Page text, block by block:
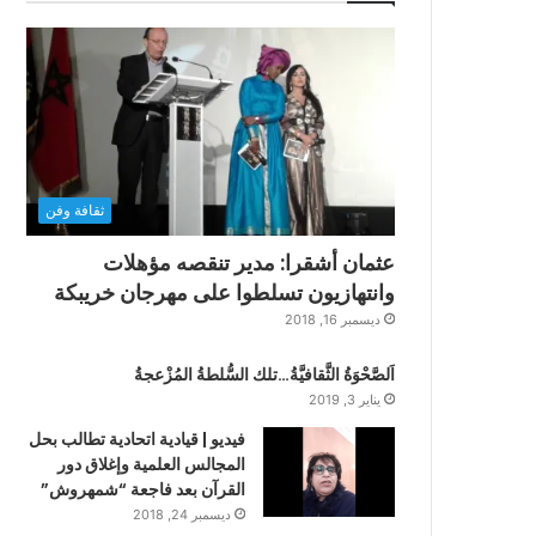
ثقافة وفن
عثمان أشقرا: مدير تنقصه مؤهلات
وانتهازيون تسلطوا على مهرجان خريبكة
ديسمبر 16, 2018
اَلصَّحْوَةُ الثَّقافيَّةُ…تلك السُّلطةُ المُزْعجةُ
يناير 3, 2019
فيديو | قيادية اتحادية تطالب بحل
المجالس العلمية وإغلاق دور
القرآن بعد فاجعة “شمهروش”
ديسمبر 24, 2018